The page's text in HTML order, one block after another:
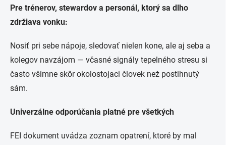
Pre trénerov, stewardov a personál, ktorý sa dlho
zdržiava vonku:
Nosiť pri sebe nápoje, sledovať nielen kone, ale aj seba a
kolegov navzájom — včasné signály tepelného stresu si
často všimne skôr okolostojaci človek než postihnutý
sám.
Univerzálne odporúčania platné pre všetkých
FEI dokument uvádza zoznam opatrení, ktoré by mal